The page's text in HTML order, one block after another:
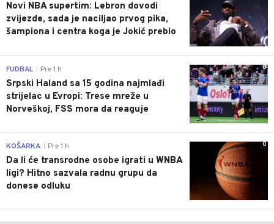
Novi NBA supertim: Lebron dovodi
zvijezde, sada je naciljao prvog pika,
šampiona i centra koga je Jokić prebio
0
FUDBAL Pre 1 h
Srpski Haland sa 15 godina najmlađi
strijelac u Evropi: Trese mreže u
Norveškoj, FSS mora da reaguje
0
KOŠARKA Pre 1 h
Da li će transrodne osobe igrati u WNBA
ligi? Hitno sazvala radnu grupu da
donese odluku